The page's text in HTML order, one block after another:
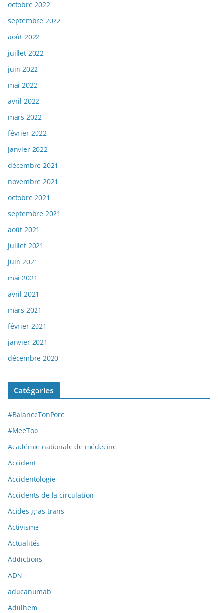
octobre 2022
septembre 2022
août 2022
juillet 2022
juin 2022
mai 2022
avril 2022
mars 2022
février 2022
janvier 2022
décembre 2021
novembre 2021
octobre 2021
septembre 2021
août 2021
juillet 2021
juin 2021
mai 2021
avril 2021
mars 2021
février 2021
janvier 2021
décembre 2020
Catégories
#BalanceTonPorc
#MeeToo
Académie nationale de médecine
Accident
Accidentologie
Accidents de la circulation
Acides gras trans
Activisme
Actualités
Addictions
ADN
aducanumab
Adulhem